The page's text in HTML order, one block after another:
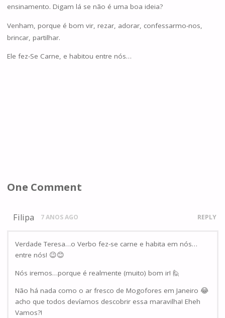
ensinamento. Digam lá se não é uma boa ideia?
Venham, porque é bom vir, rezar, adorar, confessarmo-nos,
brincar, partilhar.
Ele fez-Se Carne, e habitou entre nós…
One Comment
Filipa 7 ANOS AGO REPLY
Verdade Teresa…o Verbo fez-se carne e habita em nós…
entre nós! 😉😊
Nós iremos…porque é realmente (muito) bom ir! 🙋
Não há nada como o ar fresco de Mogofores em Janeiro 😂
acho que todos devíamos descobrir essa maravilha! Eheh
Vamos?!